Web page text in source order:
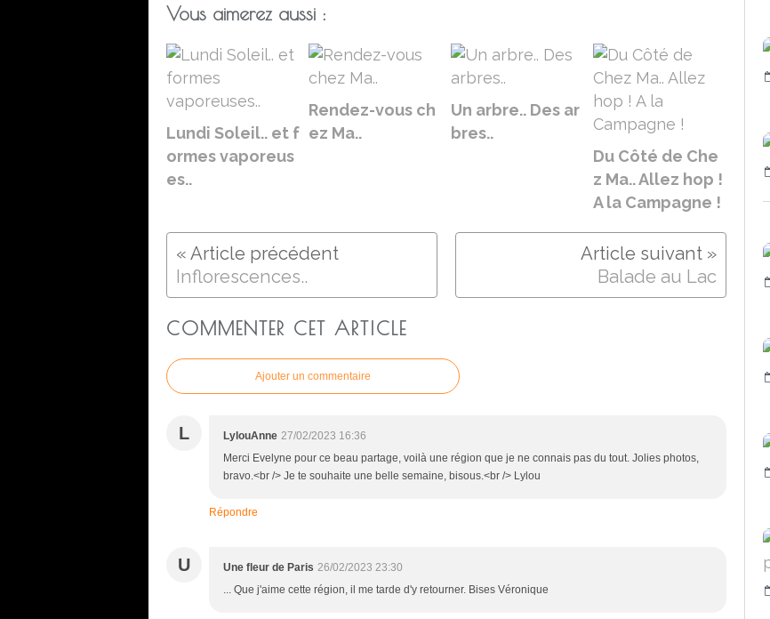
Vous aimerez aussi :
Lundi Soleil.. et f
ormes vaporeus
es..
Rendez-vous ch
ez Ma..
Un arbre.. Des ar
bres..
Du Côté de Che
z Ma.. Allez hop !
A la Campagne !
Inflorescences.. Balade au Lac
COMMENTER CET ARTICLE
Ajouter un commentaire
L LylouAnne 27/02/2023 16:36
Merci Evelyne pour ce beau partage, voilà une région que je ne connais pas du tout. Jolies photos,
bravo.<br /> Je te souhaite une belle semaine, bisous.<br /> Lylou
Répondre
U Une fleur de Paris 26/02/2023 23:30
... Que j'aime cette région, il me tarde d'y retourner. Bises Véronique